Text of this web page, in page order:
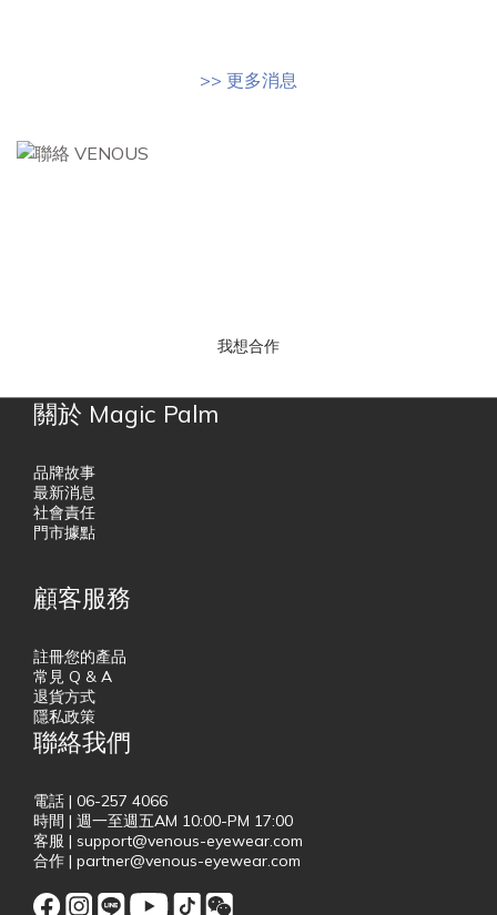
>> 更多消息
我想合作
關於 Magic Palm
品牌故事
最新消息
社會責任
門市據點
顧客服務
註冊您的產品
常見 Q & A
退貨方式
隱私政策
聯絡我們
電話 | 06-257 4066
時間 | 週一至週五AM 10:00-PM 17:00
客服 | support@venous-eyewear.com
合作 | partner@venous-eyewear.com